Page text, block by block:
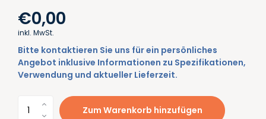
€0,00
inkl. MwSt.
Bitte kontaktieren Sie uns für ein persönliches
Angebot inklusive Informationen zu Spezifikationen,
Verwendung und aktueller Lieferzeit.
Zum Warenkorb hinzufügen